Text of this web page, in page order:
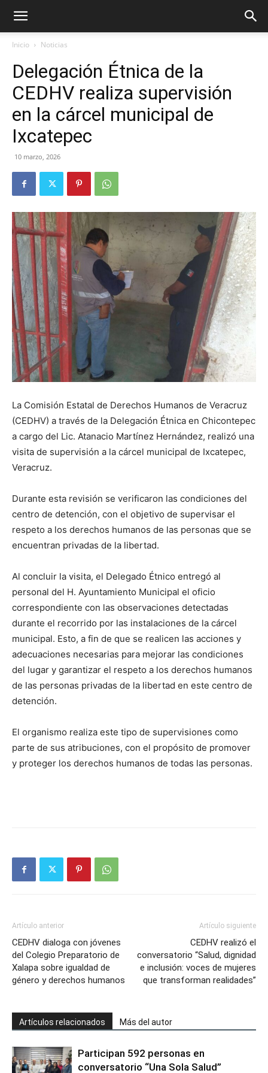
Inicio Noticias
Delegación Étnica de la
CEDHV realiza supervisión
en la cárcel municipal de
Ixcatepec
10 marzo, 2026
La Comisión Estatal de Derechos Humanos de Veracruz
(CEDHV) a través de la Delegación Étnica en Chicontepec
a cargo del Lic. Atanacio Martínez Hernández, realizó una
visita de supervisión a la cárcel municipal de Ixcatepec,
Veracruz.
Durante esta revisión se verificaron las condiciones del
centro de detención, con el objetivo de supervisar el
respeto a los derechos humanos de las personas que se
encuentran privadas de la libertad.
Al concluir la visita, el Delegado Étnico entregó al
personal del H. Ayuntamiento Municipal el oficio
correspondiente con las observaciones detectadas
durante el recorrido por las instalaciones de la cárcel
municipal. Esto, a fin de que se realicen las acciones y
adecuaciones necesarias para mejorar las condiciones
del lugar y garantizar el respeto a los derechos humanos
de las personas privadas de la libertad en este centro de
detención.
El organismo realiza este tipo de supervisiones como
parte de sus atribuciones, con el propósito de promover
y proteger los derechos humanos de todas las personas.
Artículo anterior
CEDHV dialoga con jóvenes
del Colegio Preparatorio de
Xalapa sobre igualdad de
género y derechos humanos
Artículo siguiente
CEDHV realizó el
conversatorio “Salud, dignidad
e inclusión: voces de mujeres
que transforman realidades”
Artículos relacionados Más del autor
Participan 592 personas en
conversatorio “Una Sola Salud”